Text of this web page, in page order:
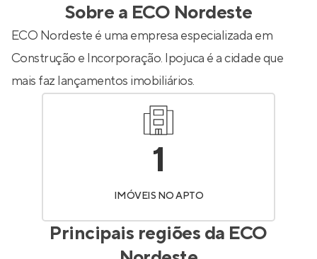
Sobre a ECO Nordeste
ECO Nordeste é uma empresa especializada em
Construção e Incorporação. Ipojuca é a cidade que
mais faz lançamentos imobiliários.
1
IMÓVEIS NO APTO
Principais regiões da ECO